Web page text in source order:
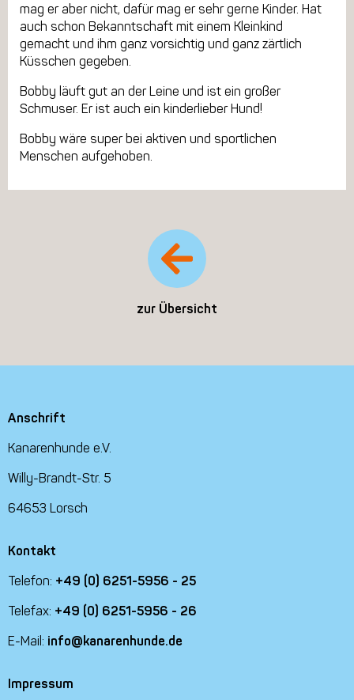
mag er aber nicht, dafür mag er sehr gerne Kinder. Hat
auch schon Bekanntschaft mit einem Kleinkind
gemacht und ihm ganz vorsichtig und ganz zärtlich
Küsschen gegeben.
Bobby läuft gut an der Leine und ist ein großer
Schmuser. Er ist auch ein kinderlieber Hund!
Bobby wäre super bei aktiven und sportlichen
Menschen aufgehoben.
zur Übersicht
Anschrift
Kanarenhunde e.V.
Willy-Brandt-Str. 5
64653 Lorsch
Kontakt
Telefon: +49 (0) 6251-5956 - 25
Telefax: +49 (0) 6251-5956 - 26
E-Mail: info@kanarenhunde.de
Impressum